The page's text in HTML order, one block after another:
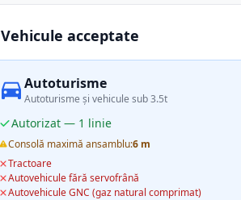
Vehicule acceptate
Autoturisme
Autoturisme și vehicule sub 3.5t
Autorizat — 1 linie
Consolă maximă ansamblu:6 m
Tractoare
Autovehicule fără servofrână
Autovehicule GNC (gaz natural comprimat)